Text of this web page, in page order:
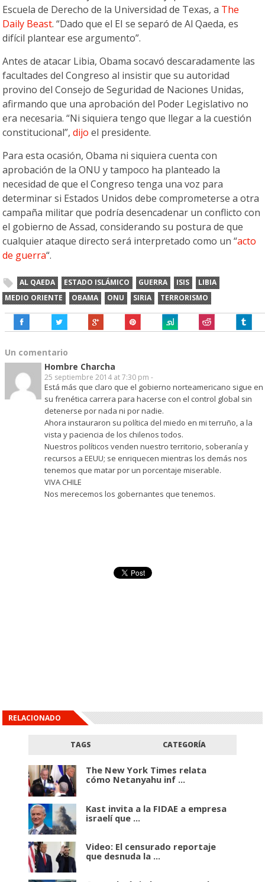
Escuela de Derecho de la Universidad de Texas, a The
Daily Beast. “Dado que el EI se separó de Al Qaeda, es
difícil plantear ese argumento”.
Antes de atacar Libia, Obama socavó descaradamente las
facultades del Congreso al insistir que su autoridad
provino del Consejo de Seguridad de Naciones Unidas,
afirmando que una aprobación del Poder Legislativo no
era necesaria. “Ni siquiera tengo que llegar a la cuestión
constitucional”,dijo el presidente.
Para esta ocasión, Obama ni siquiera cuenta con
aprobación de la ONU y tampoco ha planteado la
necesidad de que el Congreso tenga una voz para
determinar si Estados Unidos debe comprometerse a otra
campaña militar que podría desencadenar un conflicto con
el gobierno de Assad, considerando su postura de que
cualquier ataque directo será interpretado como un “acto
de guerra“.
AL QAEDA ESTADO ISLÁMICO GUERRA ISIS
LIBIA
MEDIO ORIENTE
OBAMA ONU SIRIA TERRORISMO
Un comentario
Hombre Charcha
25 septiembre 2014 at 7:30 pm -
Está más que claro que el gobierno norteamericano sigue en
su frenética carrera para hacerse con el control global sin
detenerse por nada ni por nadie.
Ahora instauraron su política del miedo en mi terruño, a la
vista y paciencia de los chilenos todos.
Nuestros políticos venden nuestro territorio, soberanía y
recursos a EEUU; se enriquecen mientras los demás nos
tenemos que matar por un porcentaje miserable.
VIVA CHILE
Nos merecemos los gobernantes que tenemos.
RELACIONADO
TAGS CATEGORÍA
The New York Times relata
cómo Netanyahu inf ...
Kast invita a la FIDAE a empresa
israelí que ...
Video: El censurado reportaje
que desnuda la ...